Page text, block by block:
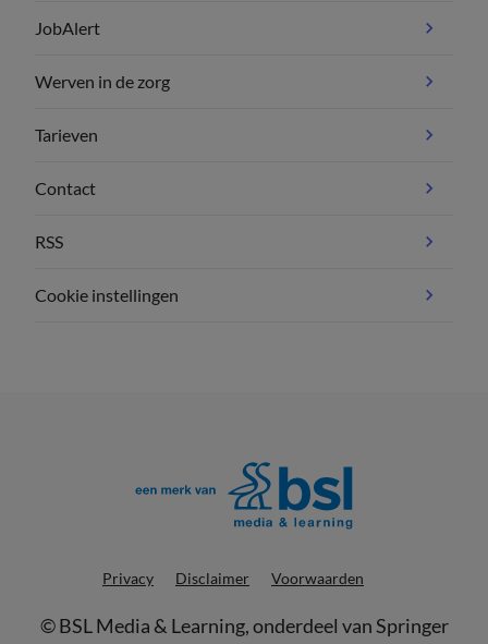
JobAlert
Werven in de zorg
Tarieven
Contact
RSS
Cookie instellingen
Privacy Disclaimer Voorwaarden
©BSL Media & Learning, onderdeel vanSpringer